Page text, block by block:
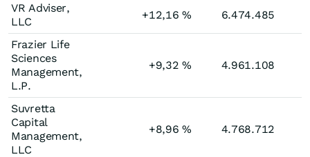
VR Adviser,
LLC
+12,16% 6.474.485
Frazier Life
Sciences
Management,
L.P.
+9,32% 4.961.108
Suvretta
Capital
Management,
LLC
+8,96% 4.768.712